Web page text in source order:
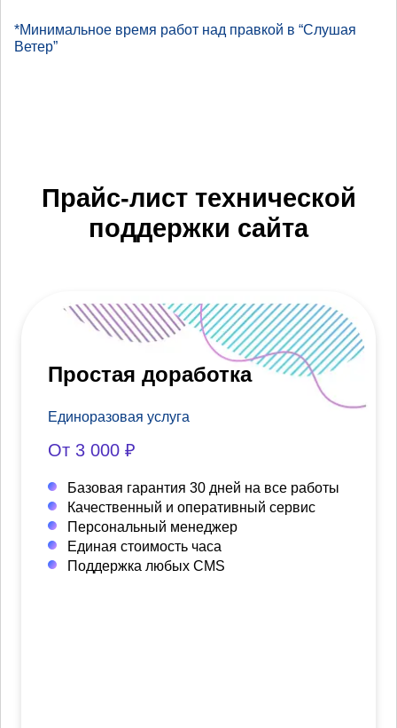
*Минимальное время работ над правкой в “Слушая
Ветер”
Прайс-лист технической
поддержки сайта
Простая доработка
Единоразовая услуга
От 3 000 ₽
Базовая гарантия 30 дней на все работы
Качественный и оперативный сервис
Персональный менеджер
Единая стоимость часа
Поддержка любых CMS